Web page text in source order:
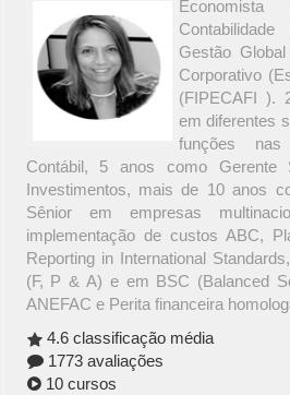
Gestão
Corporativo
(FIPECAFI ).
em diferentes
funções
Contábil, 5 anos como Gerente
Investimentos, mais de 10 anos
Sênior em empresas
implementação de custos ABC,
Reporting in International
(F, P & A) e em BSC (Balanced
ANEFAC e Perita financeira
4.6 classificação média
1773 avaliações
10 cursos